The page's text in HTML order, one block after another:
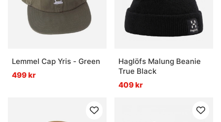
Lemmel Cap Yris - Green
499 kr
Haglöfs Malung Beanie
True Black
409 kr